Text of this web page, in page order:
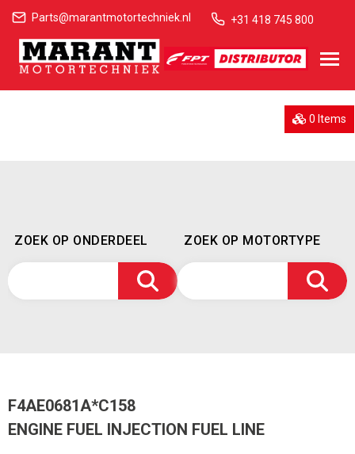
Parts@marantmotortechniek.nl +31 418 745 800
0 Items
ZOEK OP ONDERDEEL ZOEK OP MOTORTYPE
F4AE0681A*C158
ENGINE FUEL INJECTION FUEL LINE